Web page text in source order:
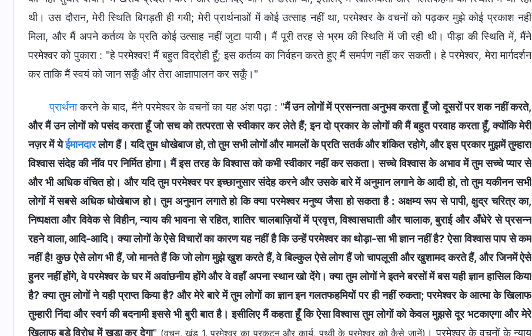
थी। उस दौरान, मेरी स्थिति बिगड़ती ही गयी; मेरी प्रार्थनाओं में कोई उत्साह नहीं था, परमेश्वर के वचनों को पढ़कर मुझे कोई प्रकाश नहीं
मिला, और मैं अपने कर्तव्य के प्रति कोई उत्साह नहीं जुटा पायी। मैं पूरी तरह से भ्रम की स्थिति में जी रही थी। पीड़ा की स्थिति में, मैंने
परमेश्वर को पुकारा : "हे परमेश्वर! मैं बहुत विद्रोही हूँ; इस कर्तव्य का निर्वहन करते हुए मैं समर्पण नहीं कर सकती। हे परमेश्वर, मेरा मार्गदर्शन
कर ताकि मैं स्वयं को जान सकूँ और तेरा आज्ञापालन कर सकूँ।"
प्रार्थनाकरने के बाद, मैंने परमेश्वर के वचनों का यह अंश पढ़ा : "मैं उन लोगों में प्रसन्नता अनुभव करता हूँ जो दूसरों पर शक नहीं करते,
और मैं उन लोगों को पसंद करता हूँ जो सच को तत्परता से स्वीकार कर लेते हैं; इन दो प्रकार के लोगों की मैं बहुत परवाह करता हूँ, क्योंकि मेरी
नज़र में येईमानदारलोग हैं। यदि तुम धोखेबाज हो, तो तुम सभी लोगों और मामलों के प्रति सतर्क और शंकित रहोगे, और इस प्रकार मुझमें तुम्हारा
विश्वास संदेह की नींव पर निर्मित होगा। मैं इस तरह के विश्वास को कभी स्वीकार नहीं कर सकता। सच्चे विश्वास के अभाव में तुम सच्चे प्यार से
और भी अधिक वंचित हो। और यदि तुम परमेश्वर पर इच्छानुसार संदेह करने और उसके बारे में अनुमान लगाने के आदी हो, तो तुम यकीनन सभी
लोगों में सबसे अधिक धोखेबाज हो। तुम अनुमान लगाते हो कि क्या परमेश्वर मनुष्य जैसा हो सकता है : अक्षम्य रूप से पापी, क्षुद्र चरित्र का,
निष्पक्षता और विवेक से विहीन, न्याय की भावना से रहित, शातिर चालबाज़ियों में प्रवृत्त, विश्वासघाती और चालाक, बुराई और अँधेरे से प्रसन्न
रहने वाला, आदि-आदि। क्या लोगों के ऐसे विचारों का कारण यह नहीं है कि उन्हें परमेश्वर का थोड़ा-सा भी ज्ञान नहीं है? ऐसा विश्वास पाप से कम
नहीं है! कुछ ऐसे लोग भी हैं, जो मानते हैं कि जो लोग मुझे खुश करते हैं, वे बिल्कुल ऐसे लोग हैं जो चापलूसी और खुशामद करते हैं, और जिनमें ऐसे
हुनर नहीं होंगे, वे परमेश्वर के घर में अवांछनीय होंगे और वे वहाँ अपना स्थान खो देंगे। क्या तुम लोगों ने इतने बरसों में बस यही ज्ञान हासिल किया
है? क्या तुम लोगों ने यही प्राप्त किया है? और मेरे बारे में तुम लोगों का ज्ञान इन गलतफहमियों पर ही नहीं रुकता; परमेश्वर के आत्मा के खिलाफ
तुम्हारी निंदा और स्वर्ग की बदनामी इससे भी बुरी बात है। इसीलिए मैं कहता हूँ कि ऐसा विश्वास तुम लोगों को केवल मुझसे दूर भटकाएगा और मेरे
खिलाफ बड़े विरोध में खड़ा कर देगा" (वचन, खंड 1, परमेश्वर का प्रकटन और कार्य, पृथ्वी के परमेश्वर को कैसे जानें) । परमेश्वर के वचनों के न्याय